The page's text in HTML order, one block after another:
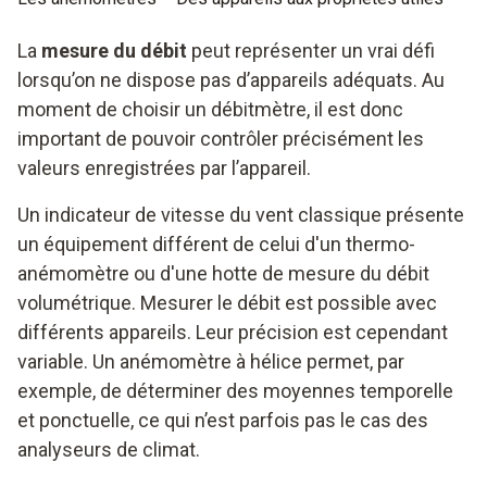
La mesure du débit peut représenter un vrai défi
lorsqu’on ne dispose pas d’appareils adéquats. Au
moment de choisir un débitmètre, il est donc
important de pouvoir contrôler précisément les
valeurs enregistrées par l’appareil.
Un indicateur de vitesse du vent classique présente
un équipement différent de celui d'un thermo-
anémomètre ou d'une hotte de mesure du débit
volumétrique. Mesurer le débit est possible avec
différents appareils. Leur précision est cependant
variable. Un anémomètre à hélice permet, par
exemple, de déterminer des moyennes temporelle
et ponctuelle, ce qui n’est parfois pas le cas des
analyseurs de climat.